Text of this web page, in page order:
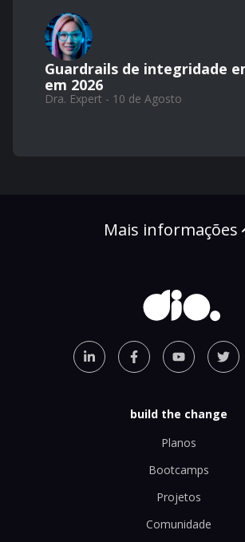
Guardrails de integridade
em 2026
Dra. Expert - 10 de Agosto
Mais informações
build the change
Planos
Bootcamps
Projetos
Comunidade